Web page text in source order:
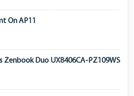
On AP11
Zenbook Duo UX8406CA-PZ109WS